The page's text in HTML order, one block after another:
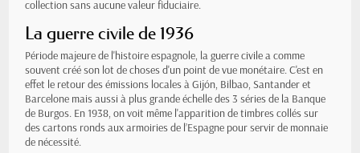
collection sans aucune valeur fiduciaire.
La guerre civile de 1936
Période majeure de l'histoire espagnole, la guerre civile a comme
souvent créé son lot de choses d'un point de vue monétaire. C'est en
effet le retour des émissions locales à Gijón, Bilbao, Santander et
Barcelone mais aussi à plus grande échelle des 3 séries de la Banque
de Burgos. En 1938, on voit même l'apparition de timbres collés sur
des cartons ronds aux armoiries de l’Espagne pour servir de monnaie
de nécessité.